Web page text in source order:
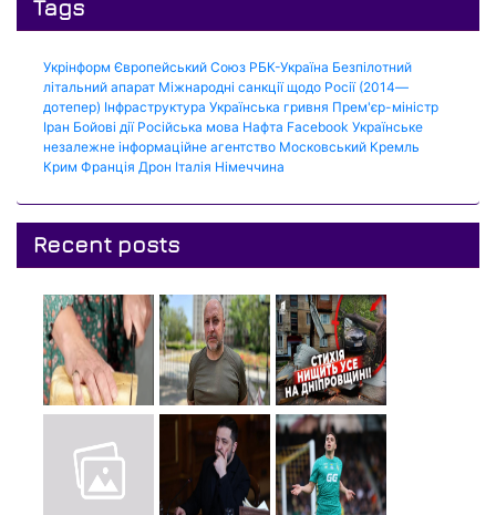
Tags
Укрінформ Європейський Союз РБК-Україна Безпілотний
літальний апарат Міжнародні санкції щодо Росії (2014—
дотепер) Інфраструктура Українська гривня Прем'єр-міністр
Іран Бойові дії Російська мова Нафта Facebook Українське
незалежне інформаційне агентство Московський Кремль
Крим Франція Дрон Італія Німеччина
Recent posts